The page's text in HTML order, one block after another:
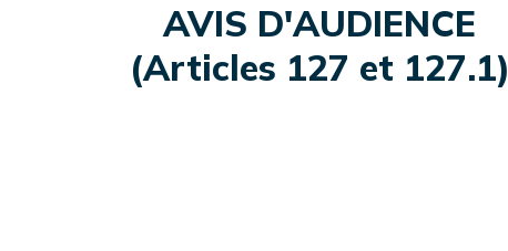
AVIS D'AUDIENCE
(Articles 127 et 127.1)